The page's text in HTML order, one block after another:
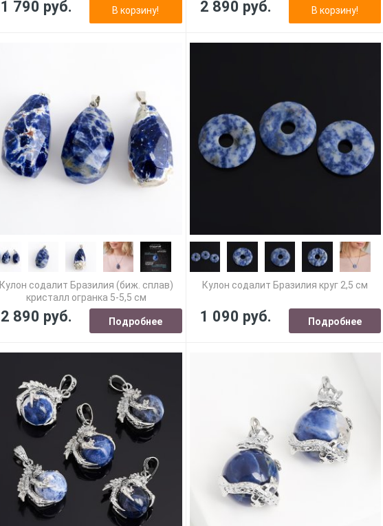
1 790 руб. В корзину! 2 890 руб. В корзину!
Кулон содалит Бразилия (биж. сплав)
кристалл огранка 5-5,5 см
2 890 руб. Подробнее
Кулон содалит Бразилия круг 2,5 см
1 090 руб. Подробнее